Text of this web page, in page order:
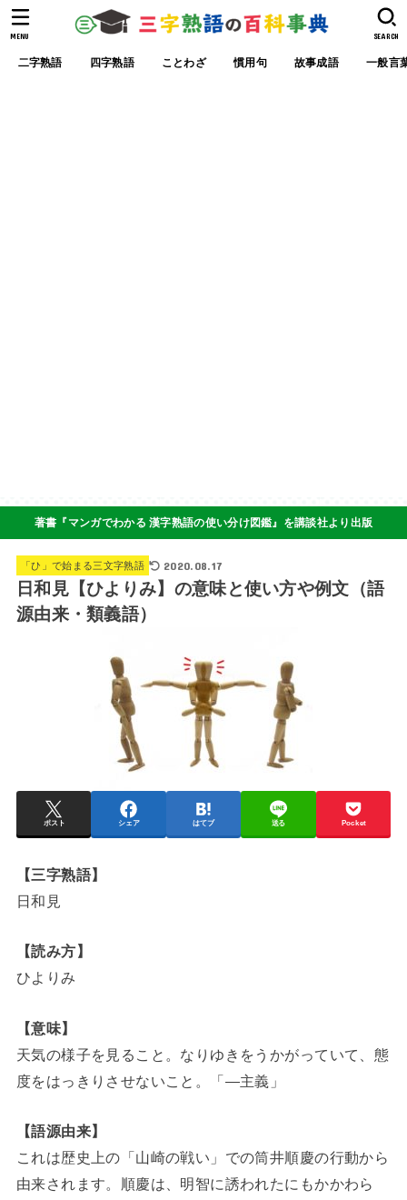
二字熟語 四字熟語 ことわざ 慣用句 故事成語 一般言
SEARCH
MENU
著書『マンガでわかる 漢字熟語の使い分け図鑑』を講談社より出版
「ひ」で始まる三文字熟語 2020.08.17
日和見【ひよりみ】の意味と使い方や例文（語
源由来・類義語）
ポスト シェア はてブ 送る Pocket
【三字熟語】
日和見
【読み方】
ひよりみ
【意味】
天気の様子を見ること。なりゆきをうかがっていて、態
度をはっきりさせないこと。「―主義」
【語源由来】
これは歴史上の「山崎の戦い」での筒井順慶の行動から
由来されます。順慶は、明智に誘われたにもかかわら